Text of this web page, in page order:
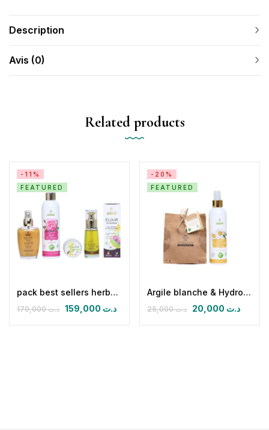
Description
Avis (0)
Related products
-11%
FEATURED
pack best sellers herbalya
د.ت179,000 د.ت
-20%
FEATURED
Argile blanche & Hydrolat de camomille
د.ت25,000 د.ت